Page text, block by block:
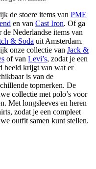
de stoere items van PME
en van Cast Iron. Of ga
de Nederlandse items van
& Soda uit Amsterdam.
onze collectie van Jack &
of van Levi’s, zodat je een
beeld krijgt van wat er
is van de
topmerken. De
collectie met polo’s voor
Met longsleeves en heren
zodat je een compleet
outfit samen kunt stellen.